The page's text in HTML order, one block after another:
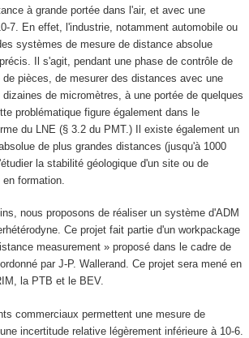
à grande portée dans l'air, et avec une
-7. En effet, l'industrie, notamment automobile ou
systèmes de mesure de distance absolue
Il s'agit, pendant une phase de contrôle de
pièces, de mesurer des distances avec une
de micromètres, à une portée de quelques
problématique figure également dans le
du LNE (§ 3.2 du PMT.) Il existe également un
de plus grandes distances (jusqu'à 1000
la stabilité géologique d'un site ou de
formation.
nous proposons de réaliser un système d'ADM
Ce projet fait partie d'un workpackage
measurement » proposé dans le cadre de
par J-P. Wallerand. Ce projet sera mené en
la PTB et le BEV.
commerciaux permettent une mesure de
incertitude relative légèrement inférieure à 10-6.